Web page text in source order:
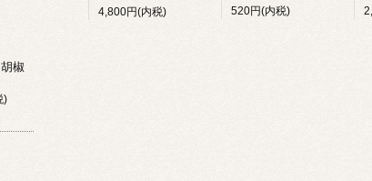
4,800円(内税) 520円(内税)
椒
)